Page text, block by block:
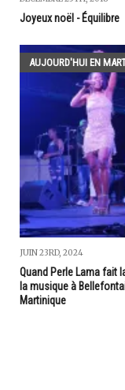
Joyeux noël - Équilibre
AUJOURD'HUI EN
JUIN 23RD, 2024
Quand Perle Lama fait
la musique à
Martinique